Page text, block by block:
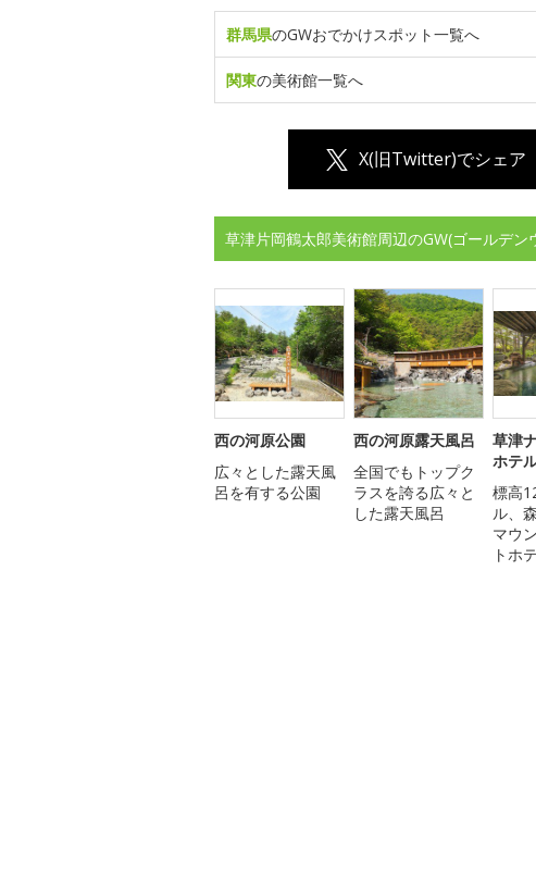
群馬県のGWおでかけスポット一覧へ
関東の美術館一覧へ
X(旧Twitter)でシェア
草津片岡鶴太郎美術館周辺のGW(ゴールデ
西の河原公園
広々とした露天風
呂を有する公園
西の河原露天風呂
全国でもトップク
ラスを誇る広々と
した露天風呂
草津
ホテ
標高
ル、
マウ
トホ